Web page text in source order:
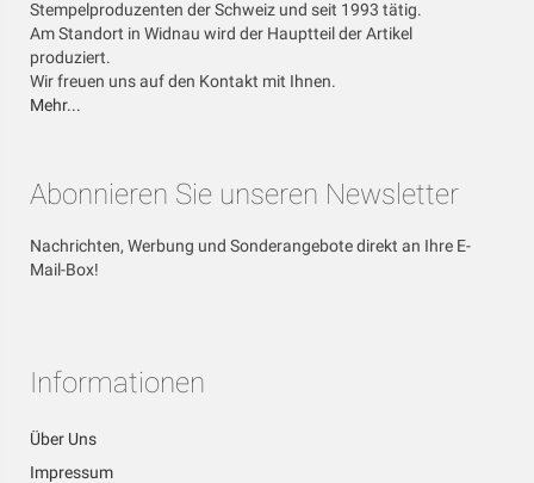
Stempelproduzenten der Schweiz und seit 1993 tätig.
Am Standort in Widnau wird der Hauptteil der Artikel
produziert.
Wir freuen uns auf den Kontakt mit Ihnen.
Mehr...
Abonnieren Sie unseren Newsletter
Nachrichten, Werbung und Sonderangebote direkt an Ihre E-
Mail-Box!
Informationen
Über Uns
Impressum